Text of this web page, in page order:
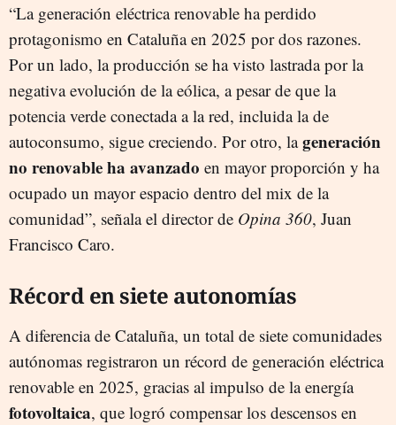
“La generación eléctrica renovable ha perdido
protagonismo en Cataluña en 2025 por dos razones.
Por un lado, la producción se ha visto lastrada por la
negativa evolución de la eólica, a pesar de que la
potencia verde conectada a la red, incluida la de
autoconsumo, sigue creciendo. Por otro, lageneración
no renovable ha avanzado en mayor proporción y ha
ocupado un mayor espacio dentro del mix de la
comunidad”, señala el director de Opina 360, Juan
Francisco Caro.
Récord en siete autonomías
A diferencia de Cataluña, un total de siete comunidades
autónomas registraron un récord de generación eléctrica
renovable en 2025, gracias al impulso de la energía
fotovoltaica, que logró compensar los descensos en